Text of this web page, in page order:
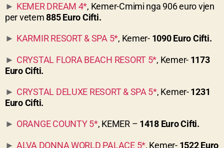
► KEMER DREAM 4*, Kemer-Cmimi nga 906 euro vjen
per vetem885 Euro Cifti.
► KARMIR RESORT & SPA 5*, Kemer- 1090 Euro Cifti.
► CRYSTAL FLORA BEACH RESORT 5*, Kemer- 1173
Euro Cifti.
► CRYSTAL DELUXE RESORT & SPA 5*, Kemer-1231
Euro Cifti.
► ORANGE COUNTY 5*, KEMER – 1418 Euro Cifti.
► ALVA DONNA WORLD PALACE 5*, Kemer- 1522 Euro